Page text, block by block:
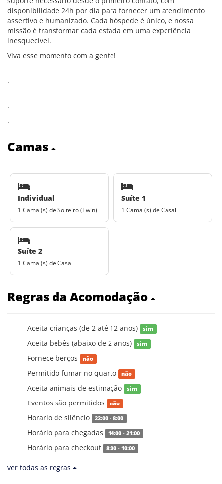
disponibilidade 24h por dia para fornecer um atendimento
assertivo e humanizado. Cada hóspede é único, e nossa
missão é transformar cada estada em uma experiência
inesquecível.
Viva esse momento com a gente!
.
.
.
Camas
Individual
1 Cama (s) de Solteiro (Twin)
Suíte 1
1 Cama (s) de Casal
Suíte 2
1 Cama (s) de Casal
Regras da Acomodação
Aceita crianças (de 2 até 12 anos) sim
Aceita bebês (abaixo de 2 anos) sim
Fornece berços não
Permitido fumar no quarto não
Aceita animais de estimação sim
Eventos são permitidos não
Horario de silêncio 22:00 - 8:00
Horário para chegadas 14:00 - 21:00
Horário para checkout 8:00 - 10:00
ver todas as regras